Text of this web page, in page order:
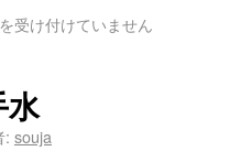
受け付けていません
: souja